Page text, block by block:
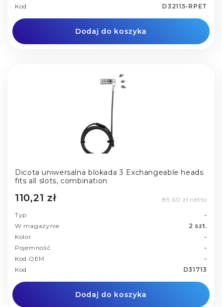
Kod
D32115-RPET
Dodaj do koszyka
Dicota uniwersalna blokada 3 Exchangeable heads
fits all slots, combination
110,21 zł 89,60 zł netto
Typ
-
W magazynie
2 szt.
Kolor
-
Pojemność
-
Kod OEM
-
Kod
D31713
Dodaj do koszyka